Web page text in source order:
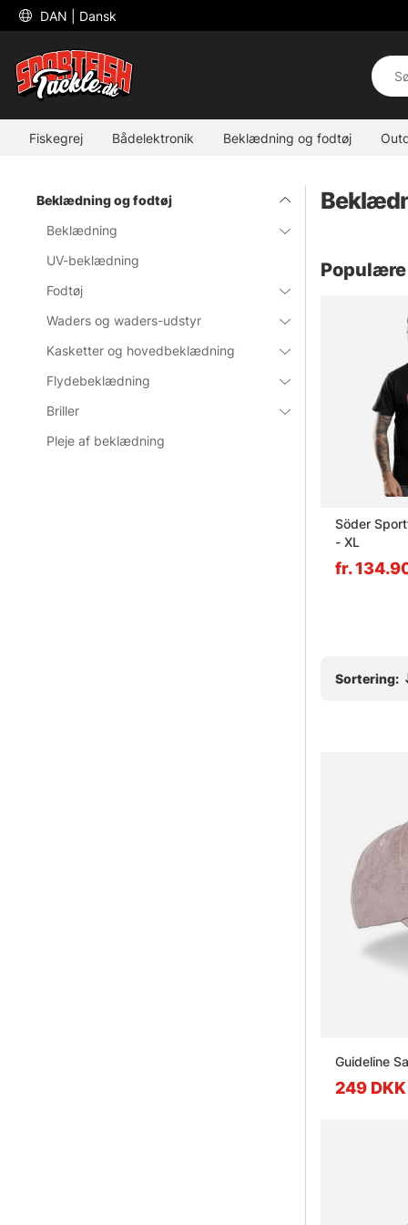
DAN | Dansk
Fiskegrej Bådelektronik Beklædning og fodtøj
Beklædning og fodtøj
Beklædning
UV-beklædning
Fodtøj
Waders og waders-udstyr
Kasketter og hovedbeklædning
Flydebeklædning
Briller
Pleje af beklædning
Söder
- XL
fr.
Sortering:
249 DKK